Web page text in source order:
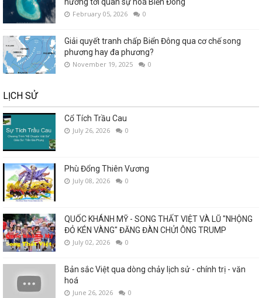
February 05, 2026 0
Giải quyết tranh chấp Biển Đông qua cơ chế song
phương hay đa phương?
November 19, 2025 0
LỊCH SỬ
Cổ Tích Trầu Cau
July 26, 2026 0
Phù Đổng Thiên Vương
July 08, 2026 0
QUỐC KHÁNH MỸ - SONG THẤT VIỆT VÀ LŨ "NHỘNG
ĐỎ KÉN VÀNG" ĐĂNG ĐÀN CHỬI ÔNG TRUMP
July 02, 2026 0
Bản sắc Việt qua dòng chảy lịch sử - chính trị - văn
hoá
June 26, 2026 0